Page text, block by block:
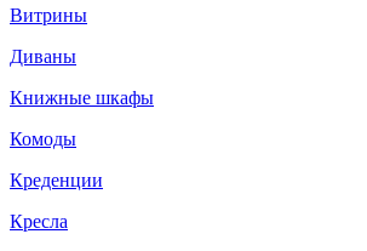
Витрины
Диваны
Книжные шкафы
Комоды
Креденции
Кресла